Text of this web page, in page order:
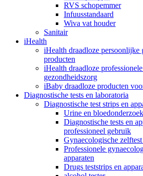
RVS schopemmer
Infuusstandaard
Wiva vat houder
Sanitair
iHealth
iHealth draadloze persoonlijke
producten
iHealth draadloze
gezondheidszorg
iBaby draadloze producten
Diagnostische tests en laboratoria
Diagnostische test strips en
Urine en
Diagnostische tests en
professioneel gebruik
Gynaecologische
Professionele
apparaten
Drugs teststrips en